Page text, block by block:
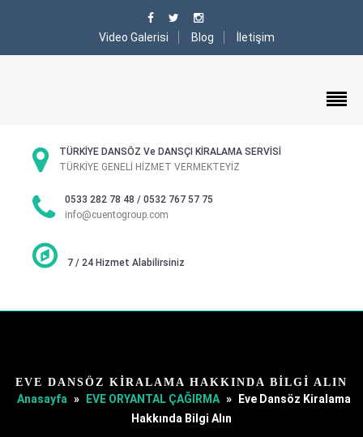
Video Galerisi Blog İletişim
TÜRKİYE DANSÖZ Ve DANSÇI KİRALAMA SERVİSİ
TÜRKİYE GENELİ HİZMET VERMEKTEYİZ
0533 282 78 48 / 0532 767 57 75
info@cuentogroup.com
7 / 24 Hizmet Alabilirsiniz
EVE DANSÖZ KIRALAMA HAKKINDA BILGI ALIN
Anasayfa » EVE ORYANTAL ÇAĞIRMA »
Eve Dansöz Kiralama
Hakkında Bilgi Alın